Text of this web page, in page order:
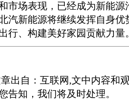
市场表现，已经成为新能
汽新能源将继续发挥自身优
行、构建美好家园贡献力量
出自：互联网,文中内容和
告知，我们将及时处理。